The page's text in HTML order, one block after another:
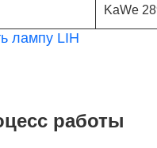
KaWe
лампу LIH
работы